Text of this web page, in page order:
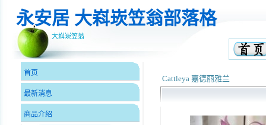
永安居 大嵙崁笠翁部落格
大嵙崁笠翁
Cattleya 嘉德丽雅兰
首页
最新消息
商品介绍